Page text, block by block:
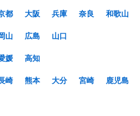
都 大阪 兵庫 奈良
和歌山
山 広島
山口
媛
高知
崎 熊本 大分 宮崎
鹿児島